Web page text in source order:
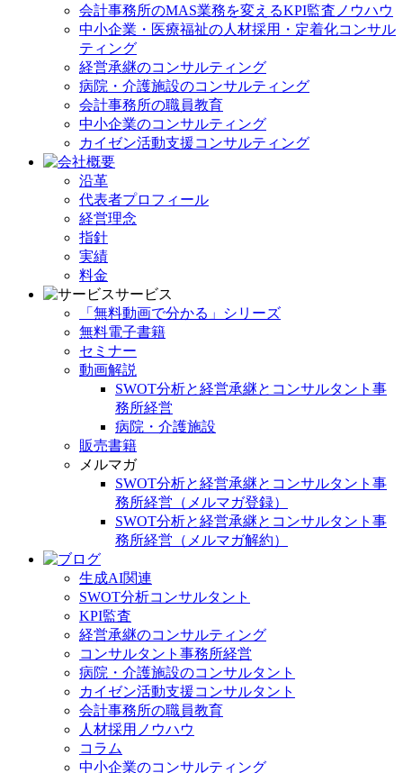
会計事務所のMAS業務を変えるKPI監査ノウハウ
中小企業・医療福祉の人材採用・定着化コンサル
ティング
経営承継のコンサルティング
病院・介護施設のコンサルティング
会計事務所の職員教育
中小企業のコンサルティング
カイゼン活動支援コンサルティング
沿革
代表者プロフィール
経営理念
指針
実績
料金
サービス
「無料動画で分かる」シリーズ
無料電子書籍
セミナー
動画解説
SWOT分析と経営承継とコンサルタント事
務所経営
病院・介護施設
販売書籍
メルマガ
SWOT分析と経営承継とコンサルタント事
務所経営（メルマガ登録）
SWOT分析と経営承継とコンサルタント事
務所経営（メルマガ解約）
生成AI関連
SWOT分析コンサルタント
KPI監査
経営承継のコンサルティング
コンサルタント事務所経営
病院・介護施設のコンサルタント
カイゼン活動支援コンサルタント
会計事務所の職員教育
人材採用ノウハウ
コラム
中小企業のコンサルティング